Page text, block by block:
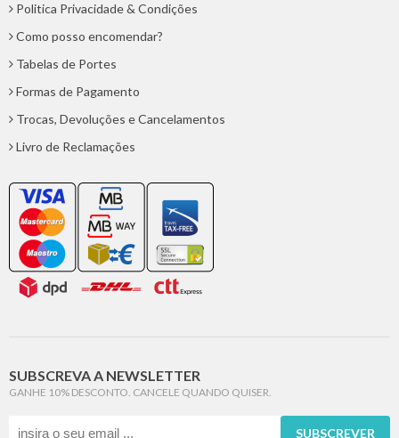
Politica Privacidade & Condições
Como posso encomendar?
Tabelas de Portes
Formas de Pagamento
Trocas, Devoluções e Cancelamentos
Livro de Reclamações
SUBSCREVA A NEWSLETTER
GANHE 10% DESCONTO. CANCELE QUANDO QUISER.
SUBSCREVER